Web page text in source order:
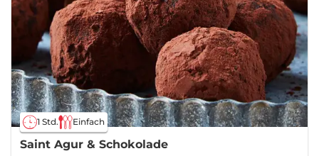
1 Std. Einfach
Saint Agur & Schokolade